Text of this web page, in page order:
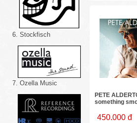
6. Stockfisch
7. Ozella Music
PETE
something
450.000 đ